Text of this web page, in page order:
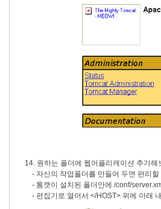
14. 원하는 폴더에 웹어플리캐이션 추가해
- 자신의 작업폴더를 만들어 두면 편리할
- 톰캣이 설치된 폴더안에 /conf/
- 편집기로 열어서 </HOST> 위에 아래